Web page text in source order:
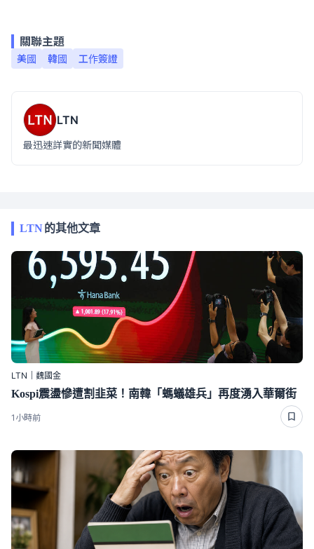
關聯主題
美國 韓國 工作簽證
LTN
最迅速詳實的新聞媒體
LTN的其他文章
LTN｜魏國金
Kospi震盪慘遭割韭菜！南韓「螞蟻雄兵」再度湧入華爾街
1小時前